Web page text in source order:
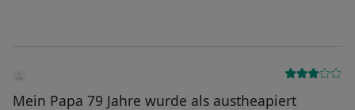
Mein Papa 79 Jahre wurde als austheapiert